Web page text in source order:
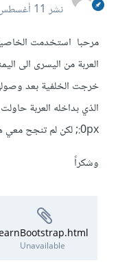
نشر11 أغسطس 2021
خرجت الخلفية بعد
:0px; لكن لم تنجح معي هذا هو الملف
وشكراً
Unavailable